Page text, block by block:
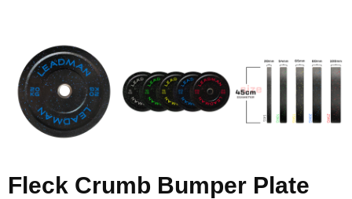
Fleck Crumb Bumper Plate